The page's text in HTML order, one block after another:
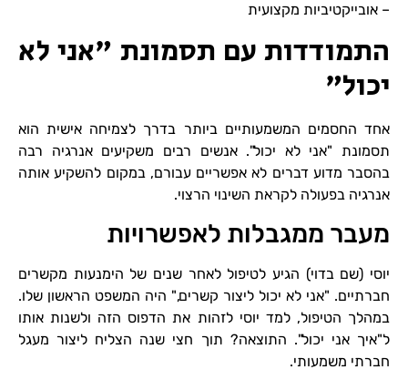
– אובייקטיביות מקצועית
התמודדות עם תסמונת "אני לא
יכול"
אחד החסמים המשמעותיים ביותר בדרך לצמיחה אישית הוא
תסמונת "אני לא יכול". אנשים רבים משקיעים אנרגיה רבה
בהסבר מדוע דברים לא אפשריים עבורם, במקום להשקיע אותה
אנרגיה בפעולה לקראת השינוי הרצוי.
מעבר ממגבלות לאפשרויות
יוסי (שם בדוי) הגיע לטיפול לאחר שנים של הימנעות מקשרים
חברתיים. "אני לא יכול ליצור קשרים," היה המשפט הראשון שלו.
במהלך הטיפול, למד יוסי לזהות את הדפוס הזה ולשנות אותו
ל"איך אני יכול". התוצאה? תוך חצי שנה הצליח ליצור מעגל
חברתי משמעותי.